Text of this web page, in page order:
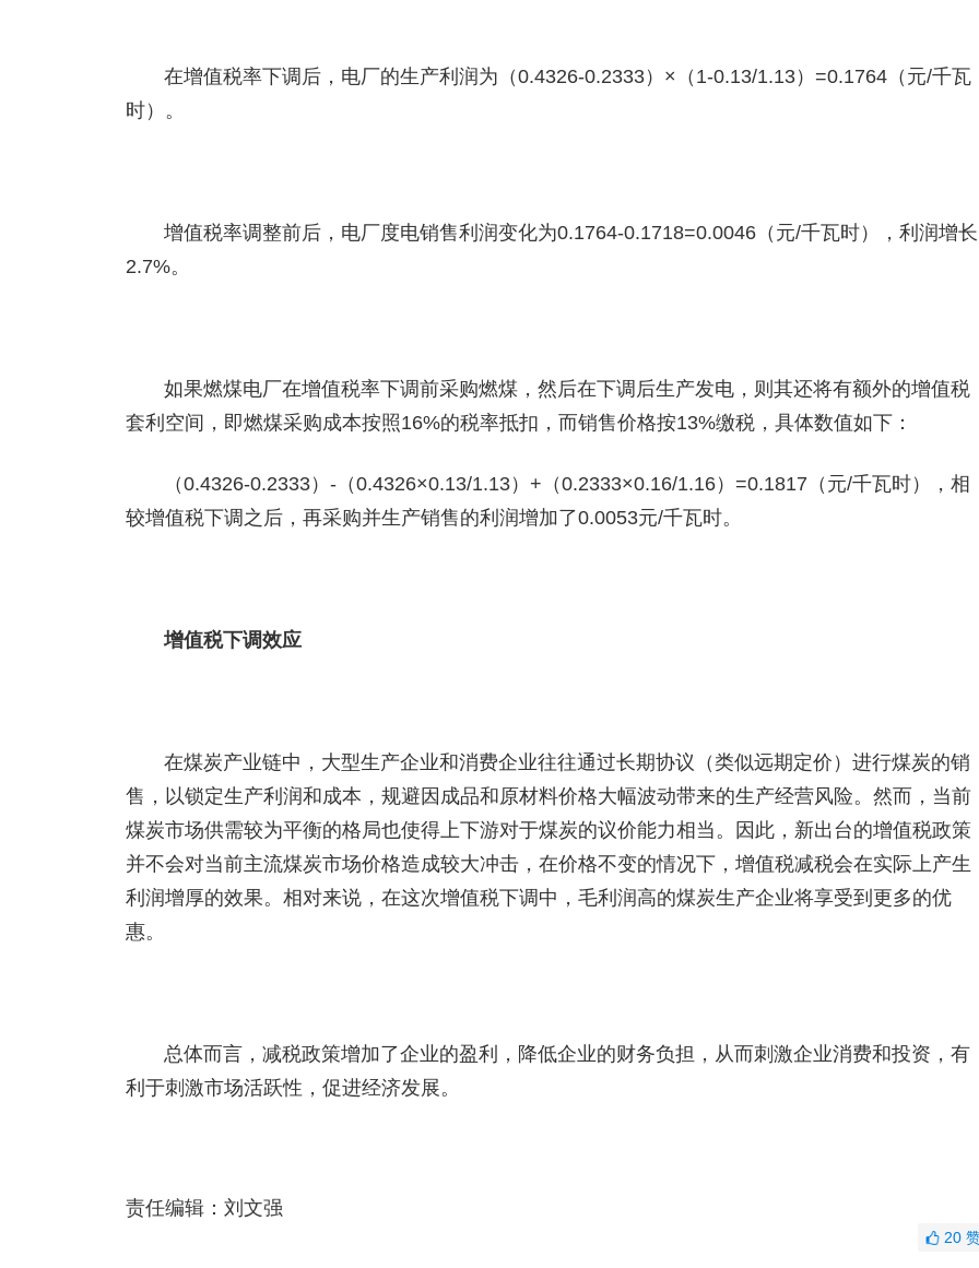
在增值税率下调后，电厂的生产利润为（0.4326-0.2333）×（1-0.13/1.13）=0.1764（元/千瓦
时）。
增值税率调整前后，电厂度电销售利润变化为0.1764-0.1718=0.0046（元/千瓦时），利润增长
2.7%。
如果燃煤电厂在增值税率下调前采购燃煤，然后在下调后生产发电，则其还将有额外的增值税
套利空间，即燃煤采购成本按照16%的税率抵扣，而销售价格按13%缴税，具体数值如下：
（0.4326-0.2333）-（0.4326×0.13/1.13）+（0.2333×0.16/1.16）=0.1817（元/千瓦时），相
较增值税下调之后，再采购并生产销售的利润增加了0.0053元/千瓦时。
增值税下调效应
在煤炭产业链中，大型生产企业和消费企业往往通过长期协议（类似远期定价）进行煤炭的销
售，以锁定生产利润和成本，规避因成品和原材料价格大幅波动带来的生产经营风险。然而，当前
煤炭市场供需较为平衡的格局也使得上下游对于煤炭的议价能力相当。因此，新出台的增值税政策
并不会对当前主流煤炭市场价格造成较大冲击，在价格不变的情况下，增值税减税会在实际上产生
利润增厚的效果。相对来说，在这次增值税下调中，毛利润高的煤炭生产企业将享受到更多的优
惠。
总体而言，减税政策增加了企业的盈利，降低企业的财务负担，从而刺激企业消费和投资，有
利于刺激市场活跃性，促进经济发展。
责任编辑：刘文强
20